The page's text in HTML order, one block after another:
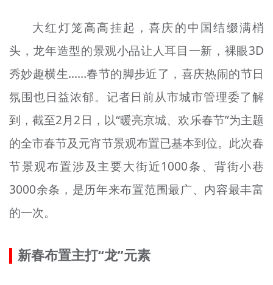
大红灯笼高高挂起，喜庆的中国结缀满梢
头，龙年造型的景观小品让人耳目一新，裸眼3D
秀妙趣横生……春节的脚步近了，喜庆热闹的节日
氛围也日益浓郁。记者日前从市城市管理委了解
到，截至2月2日，以“暖亮京城、欢乐春节”为主题
的全市春节及元宵节景观布置已基本到位。此次春
节景观布置涉及主要大街近1000条、背街小巷
3000余条，是历年来布置范围最广、内容最丰富
的一次。
新春布置主打“龙”元素